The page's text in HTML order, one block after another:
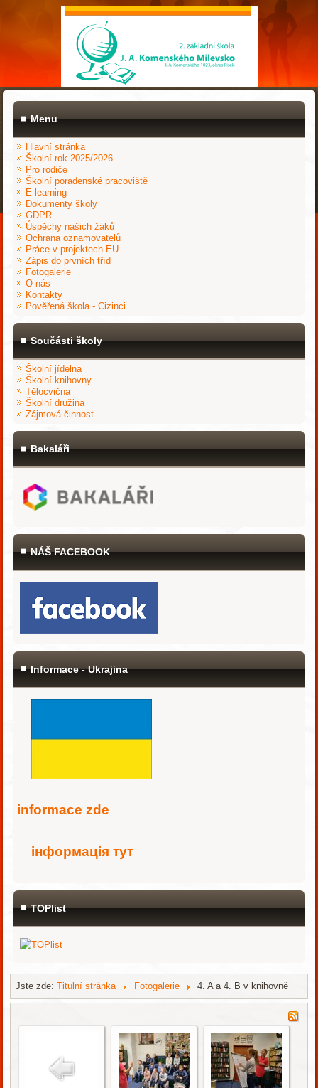
Menu
Hlavní stránka
Školní rok 2025/2026
Pro rodiče
Školní poradenské pracoviště
E-learning
Dokumenty školy
GDPR
Úspěchy našich žáků
Ochrana oznamovatelů
Práce v projektech EU
Zápis do prvních tříd
Fotogalerie
O nás
Kontakty
Pověřená škola - Cizinci
Součásti školy
Školní jídelna
Školní knihovny
Tělocvična
Školní družina
Zájmová činnost
Bakaláři
NÁŠ FACEBOOK
Informace - Ukrajina
informace zde
інформація тут
TOPlist
Jste zde:Titulní stránka Fotogalerie 4. A a 4. B v knihovně